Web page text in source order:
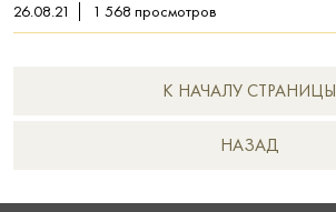
26.08.21 1 568 просмотров
К НАЧАЛУ СТРАНИЦЫ
НAЗАД